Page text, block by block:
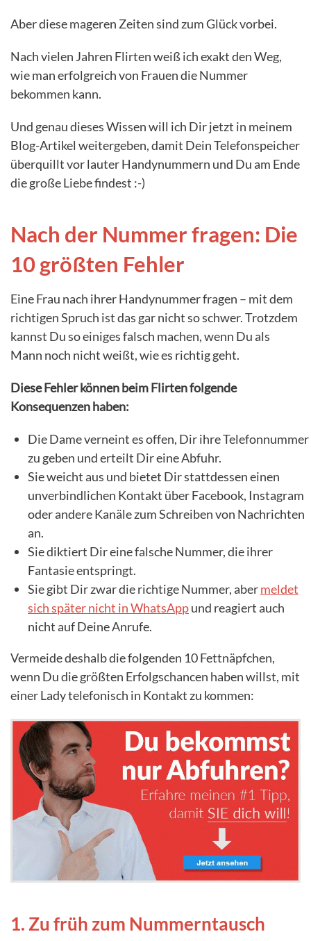
Aber diese mageren Zeiten sind zum Glück vorbei.
Nach vielen Jahren Flirten weiß ich exakt den Weg,
wie man erfolgreich von Frauen die Nummer
bekommen kann.
Und genau dieses Wissen will ich Dir jetzt in meinem
Blog-Artikel weitergeben, damit Dein Telefonspeicher
überquillt vor lauter Handynummern und Du am Ende
die große Liebe findest :-)
Nach der Nummer fragen: Die
10 größten Fehler
Eine Frau nach ihrer Handynummer fragen – mit dem
richtigen Spruch ist das gar nicht so schwer. Trotzdem
kannst Du so einiges falsch machen, wenn Du als
Mann noch nicht weißt, wie es richtig geht.
Diese Fehler können beim Flirten folgende
Konsequenzen haben:
Die Dame verneint es offen, Dir ihre Telefonnummer
zu geben und erteilt Dir eine Abfuhr.
Sie weicht aus und bietet Dir stattdessen einen
unverbindlichen Kontakt über Facebook, Instagram
oder andere Kanäle zum Schreiben von Nachrichten
an.
Sie diktiert Dir eine falsche Nummer, die ihrer
Fantasie entspringt.
Sie gibt Dir zwar die richtige Nummer, abermeldet
sich später nicht in WhatsAppund reagiert auch
nicht auf Deine Anrufe.
Vermeide deshalb die folgenden 10 Fettnäpfchen,
wenn Du die größten Erfolgschancen haben willst, mit
einer Lady telefonisch in Kontakt zu kommen:
1. Zu früh zum Nummerntausch